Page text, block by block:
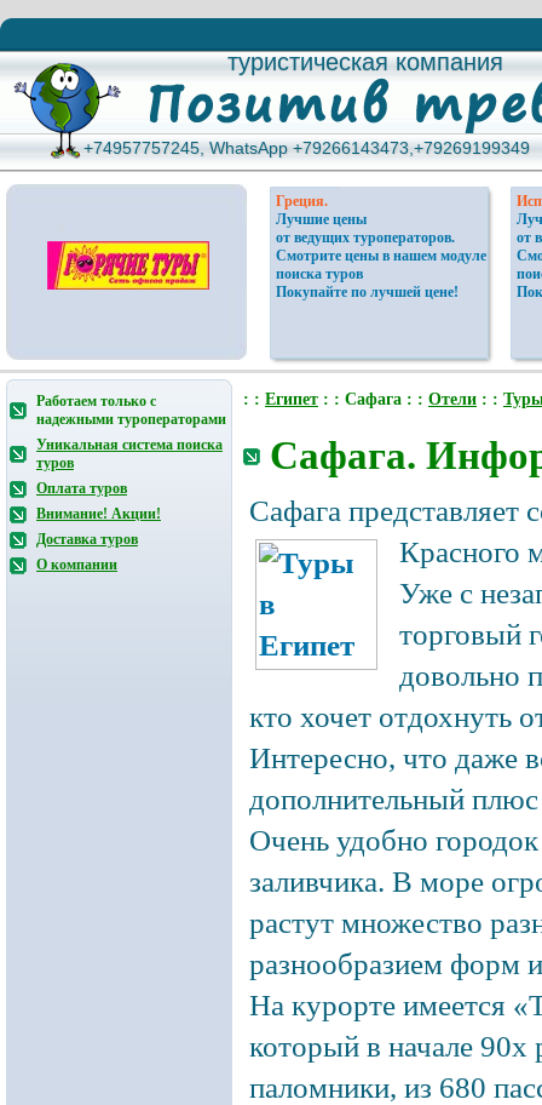
туристическая компания
туристическая компания
+74957757245, WhatsApp +79266143473,+79269199349
+74957757245, WhatsApp +79266143473,+79269199349
Греция.
Лучшие цены
от ведущих туроператоров.
Смотрите цены в нашем модуле
поиска туров
Покупайте по лучшей цене!
от
Работаем только с
надежными туроператорами
Уникальная система поиска
туров
Оплата туров
Внимание! Акции!
Доставка туров
О компании
: : Египет : : Сафага : : Отели : :
Сафага.
Сафага представляет
Красного
Уже с
торговый
довольно
кто хочет отдохнуть
Интересно, что даже
дополнительный
Очень удобно
заливчика. В море
растут множество
разнообразием форм
На курорте имеется
который в начале 90х
паломники, из 680